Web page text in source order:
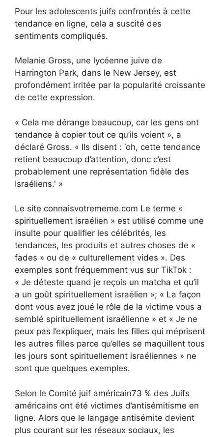
Pour les adolescents juifs confrontés à cette
tendance en ligne, cela a suscité des
sentiments compliqués.
Melanie Gross, une lycéenne juive de
Harrington Park, dans le New Jersey, est
profondément irritée par la popularité croissante
de cette expression.
« Cela me dérange beaucoup, car les gens ont
tendance à copier tout ce qu’ils voient », a
déclaré Gross. « Ils disent : ‘oh, cette tendance
retient beaucoup d’attention, donc c’est
probablement une représentation fidèle des
Israéliens.' »
Le site connaisvotrememe.com Le terme «
spirituellement israélien » est utilisé comme une
insulte pour qualifier les célébrités, les
tendances, les produits et autres choses de «
fades » ou de « culturellement vides ». Des
exemples sont fréquemment vus sur TikTok :
« Je déteste quand je reçois un matcha et qu’il
a un goût spirituellement israélien »; « La façon
dont vous avez joué le rôle de la victime vous a
semblé spirituellement israélienne » et « Je ne
peux pas l’expliquer, mais les filles qui méprisent
les autres filles parce qu’elles se maquillent tous
les jours sont spirituellement israéliennes » ne
sont que quelques exemples.
Selon le Comité juif américain73 % des Juifs
américains ont été victimes d’antisémitisme en
ligne. Alors que le langage antisémite devient
plus courant sur les réseaux sociaux, les